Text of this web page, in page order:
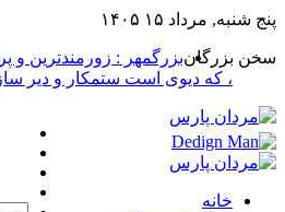
پنج شنبه, مرداد ۱۵ ۱۴۰۵
سخن بزرگانبزرگمهر : زورمندترین و
، که دیوی است ستمکار و دیر ساز
خانه